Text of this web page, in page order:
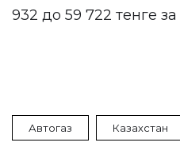
932 до 59 722 тенге
Автогаз Казахстан